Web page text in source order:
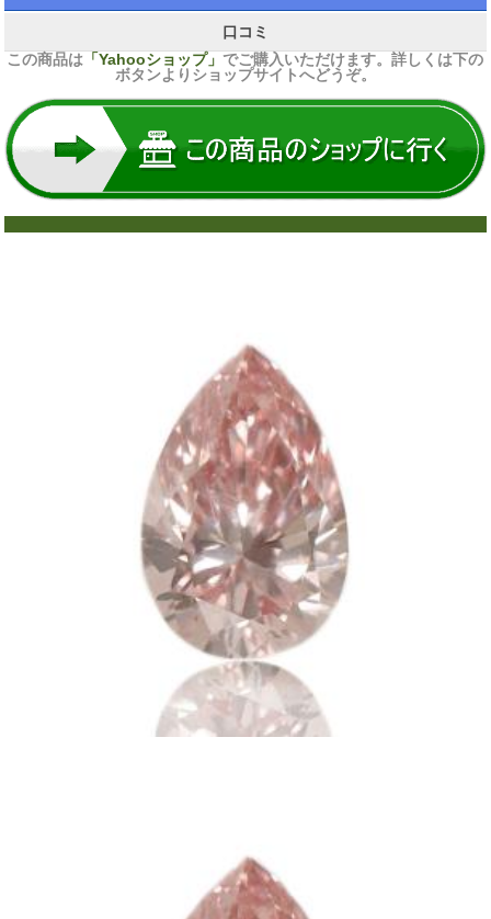
口コミ
この商品は 「Yahooショップ」でご購入いただけます。詳しくは下の
ボタンよりショップサイトへどうぞ。